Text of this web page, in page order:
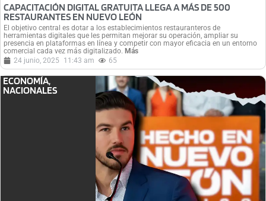
CAPACITACIÓN DIGITAL GRATUITA LLEGA A MÁS DE 500
RESTAURANTES EN NUEVO LEÓN
El objetivo central es dotar a los establecimientos restauranteros de
herramientas digitales que les permitan mejorar su operación, ampliar su
presencia en plataformas en línea y competir con mayor eficacia en un entorno
comercial cada vez más digitalizado. Más
24 junio, 2025
11:43 am 65
ECONOMÍA,
NACIONALES